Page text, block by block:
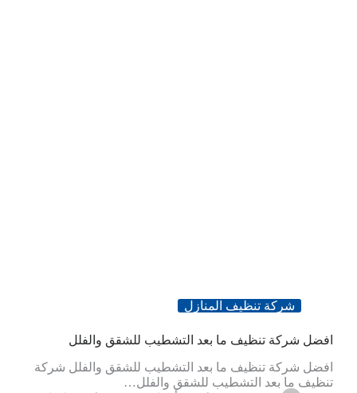
شركة تنظيف المنازل
افضل شركة تنظيف ما بعد التشطيب للشقق والفلل
افضل شركة تنظيف ما بعد التشطيب للشقق والفلل شركة
تنظيف ما بعد التشطيب للشقق والفلل…